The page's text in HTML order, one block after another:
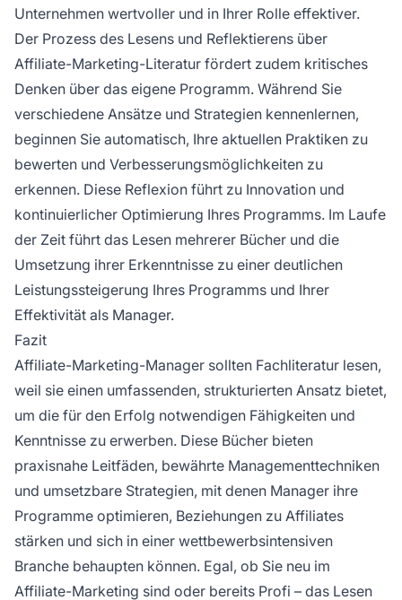
Unternehmen wertvoller und in Ihrer Rolle effektiver.
Der Prozess des Lesens und Reflektierens über
Affiliate-Marketing-Literatur fördert zudem kritisches
Denken über das eigene Programm. Während Sie
verschiedene Ansätze und Strategien kennenlernen,
beginnen Sie automatisch, Ihre aktuellen Praktiken zu
bewerten und Verbesserungsmöglichkeiten zu
erkennen. Diese Reflexion führt zu Innovation und
kontinuierlicher Optimierung Ihres Programms. Im Laufe
der Zeit führt das Lesen mehrerer Bücher und die
Umsetzung ihrer Erkenntnisse zu einer deutlichen
Leistungssteigerung Ihres Programms und Ihrer
Effektivität als Manager.
Fazit
Affiliate-Marketing-Manager sollten Fachliteratur lesen,
weil sie einen umfassenden, strukturierten Ansatz bietet,
um die für den Erfolg notwendigen Fähigkeiten und
Kenntnisse zu erwerben. Diese Bücher bieten
praxisnahe Leitfäden, bewährte Managementtechniken
und umsetzbare Strategien, mit denen Manager ihre
Programme optimieren, Beziehungen zu Affiliates
stärken und sich in einer wettbewerbsintensiven
Branche behaupten können. Egal, ob Sie neu im
Affiliate-Marketing sind oder bereits Profi – das Lesen